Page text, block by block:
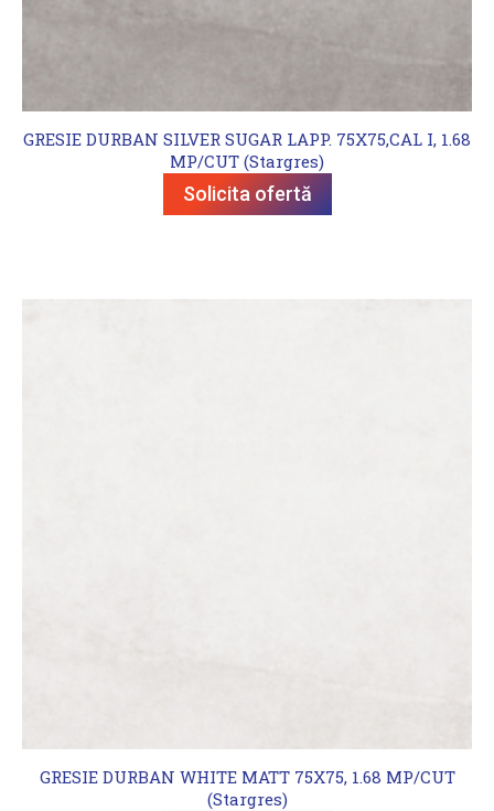
GRESIE DURBAN SILVER SUGAR LAPP. 75X75,CAL I, 1.68
MP/CUT (Stargres)
Solicita ofertă
GRESIE DURBAN WHITE MATT 75X75, 1.68 MP/CUT
(Stargres)